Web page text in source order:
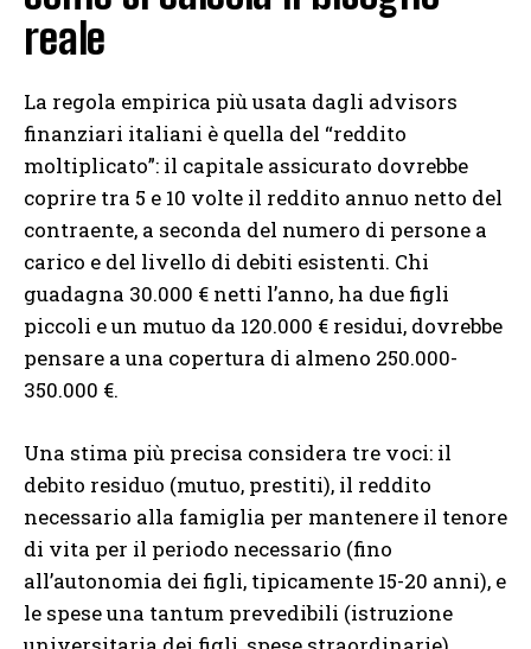
reale
La regola empirica più usata dagli advisors
finanziari italiani è quella del “reddito
moltiplicato”: il capitale assicurato dovrebbe
coprire tra 5 e 10 volte il reddito annuo netto del
contraente, a seconda del numero di persone a
carico e del livello di debiti esistenti. Chi
guadagna 30.000 € netti l’anno, ha due figli
piccoli e un mutuo da 120.000 € residui, dovrebbe
pensare a una copertura di almeno 250.000-
350.000 €.
Una stima più precisa considera tre voci: il
debito residuo (mutuo, prestiti), il reddito
necessario alla famiglia per mantenere il tenore
di vita per il periodo necessario (fino
all’autonomia dei figli, tipicamente 15-20 anni), e
le spese una tantum prevedibili (istruzione